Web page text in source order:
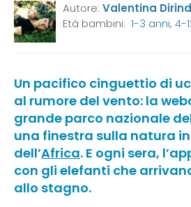
Autore: Valentina
Età bambini: 1-3 anni, 4-
Un pacifico cinguettio di
al rumore del vento: la
grande parco nazionale
una finestra sulla natura
dell’Africa. E ogni sera,
con gli elefanti che
allo stagno.